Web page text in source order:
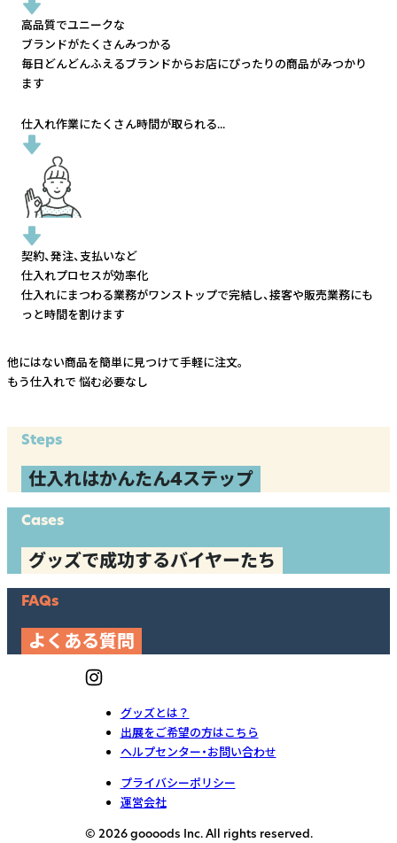
高品質でユニークな
ブランドがたくさんみつかる
毎日どんどんふえるブランドからお店にぴったりの商品がみつかり
ます
仕入れ作業にたくさん時間が取られる...
契約、発注、支払いなど
仕入れプロセスが効率化
仕入れにまつわる業務がワンストップで完結し、接客や販売業務にも
っと時間を割けます
他にはない商品を簡単に見つけて手軽に注文。
もう仕入れで 悩む必要なし
Steps
仕入れはかんたん4ステップ
Cases
グッズで成功するバイヤーたち
FAQs
よくある質問
グッズとは？
出展をご希望の方はこちら
ヘルプセンター・お問い合わせ
プライバシーポリシー
運営会社
© 2026 goooods Inc. All rights reserved.